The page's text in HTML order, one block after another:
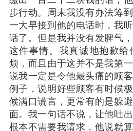
步行动。周末我没有办法筹
一大早接到他的电话时，我
话了。但是我并没有发脾气
这件事情。我真诚地抱歉给
烦，而且由于这并不是我第
说我一定是令他最头痛的顾
例子，说明好些顾客有时候
候满口谎言，更常有的是躲
面。我一句话不说，让他吐
根本不需要我请求，他说就